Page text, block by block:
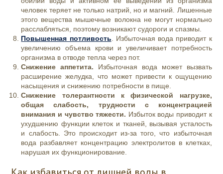
человек теряет не только натрий, но и магний. Лишенные
этого вещества мышечные волокна не могут нормально
расслабляться, поэтому возникают судороги и спазмы.
Повышенная потливость. Избыточная вода приводит к
увеличению объема крови и увеличивает потребность
организма в отводе тепла через пот.
Снижение аппетита. Избыточная вода может вызвать
расширение желудка, что может привести к ощущению
насыщения и снижению потребности в пище.
Снижение толерантности к физической нагрузке,
общая слабость, трудности с концентрацией
внимания и чувство тяжести. Избыток воды приводит к
ухудшению функции клеток и тканей, вызывая усталость
и слабость. Это происходит из-за того, что избыточная
вода разбавляет концентрацию электролитов в клетках,
нарушая их функционирование.